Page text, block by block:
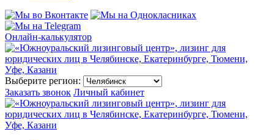
Онлайн-калькулятор
Выберите регион:
Заказать звонок Личный кабинет